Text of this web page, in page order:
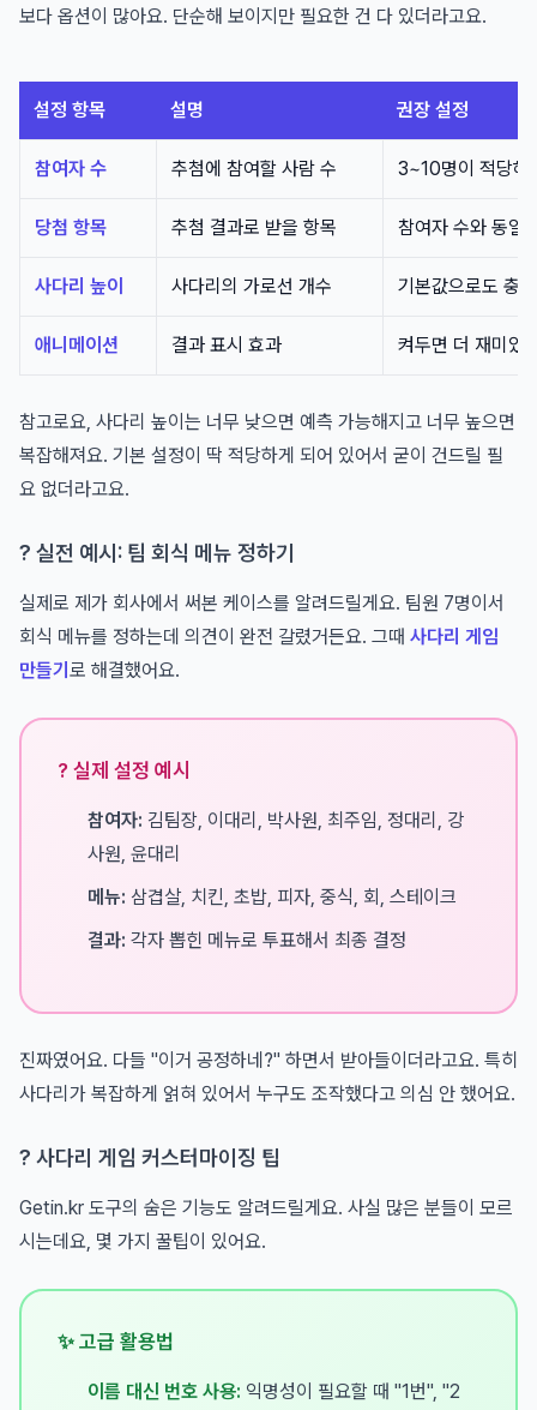
보다 옵션이 많아요. 단순해 보이지만 필요한 건 다 있더라고요.
설정 항목 설명 권장 설정
참여자 수 추첨에 참여할 사람 수 3~10명이 적당해
당첨 항목 추첨 결과로 받을 항목 참여자 수와 동일
사다리 높이 사다리의 가로선 개수 기본값으로도 충
애니메이션 결과 표시 효과 켜두면 더 재미있
참고로요, 사다리 높이는 너무 낮으면 예측 가능해지고 너무 높으면
복잡해져요. 기본 설정이 딱 적당하게 되어 있어서 굳이 건드릴 필
요 없더라고요.
? 실전 예시: 팀 회식 메뉴 정하기
실제로 제가 회사에서 써본 케이스를 알려드릴게요. 팀원 7명이서
회식 메뉴를 정하는데 의견이 완전 갈렸거든요. 그때 사다리 게임
만들기 로 해결했어요.
? 실제 설정 예시
참여자: 김팀장, 이대리, 박사원, 최주임, 정대리, 강
사원, 윤대리
메뉴: 삼겹살, 치킨, 초밥, 피자, 중식, 회, 스테이크
결과: 각자 뽑힌 메뉴로 투표해서 최종 결정
진짜였어요. 다들 "이거 공정하네?" 하면서 받아들이더라고요. 특히
사다리가 복잡하게 얽혀 있어서 누구도 조작했다고 의심 안 했어요.
? 사다리 게임 커스터마이징 팁
Getin.kr 도구의 숨은 기능도 알려드릴게요. 사실 많은 분들이 모르
시는데요, 몇 가지 꿀팁이 있어요.
✨ 고급 활용법
이름 대신 번호 사용: 익명성이 필요할 때 "1번", "2